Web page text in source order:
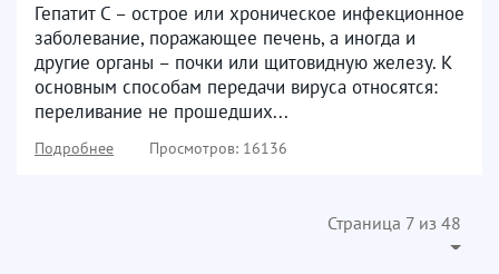
Гепатит С – острое или хроническое инфекционное
заболевание, поражающее печень, а иногда и
другие органы – почки или щитовидную железу. К
основным способам передачи вируса относятся:
переливание не прошедших...
Подробнее Просмотров: 16136
Страница 7 из 48